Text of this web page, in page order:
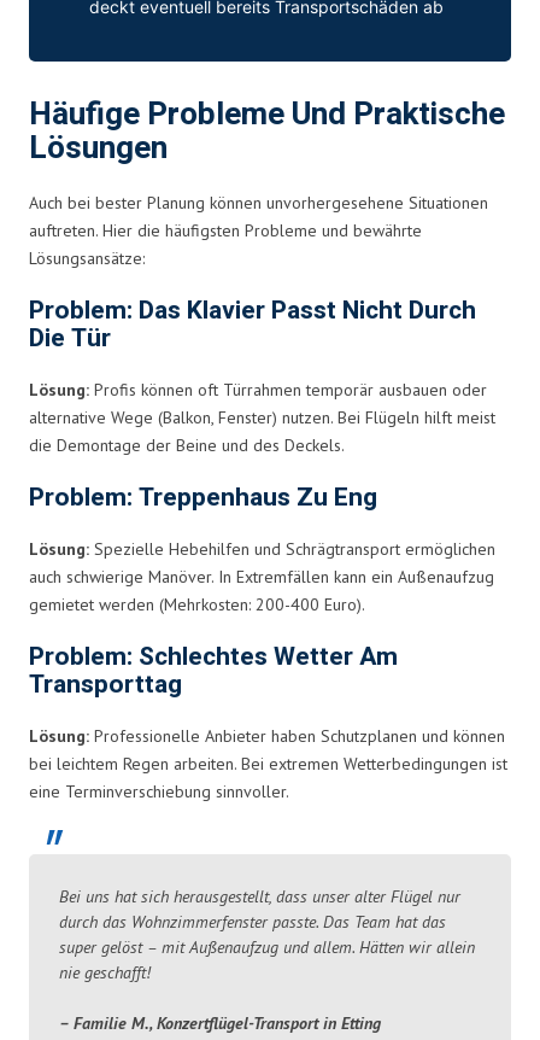
deckt eventuell bereits Transportschäden ab
Häufige Probleme Und Praktische
Lösungen
Auch bei bester Planung können unvorhergesehene Situationen
auftreten. Hier die häufigsten Probleme und bewährte
Lösungsansätze:
Problem: Das Klavier Passt Nicht Durch
Die Tür
Lösung: Profis können oft Türrahmen temporär ausbauen oder
alternative Wege (Balkon, Fenster) nutzen. Bei Flügeln hilft meist
die Demontage der Beine und des Deckels.
Problem: Treppenhaus Zu Eng
Lösung: Spezielle Hebehilfen und Schrägtransport ermöglichen
auch schwierige Manöver. In Extremfällen kann ein Außenaufzug
gemietet werden (Mehrkosten: 200-400 Euro).
Problem: Schlechtes Wetter Am
Transporttag
Lösung: Professionelle Anbieter haben Schutzplanen und können
bei leichtem Regen arbeiten. Bei extremen Wetterbedingungen ist
eine Terminverschiebung sinnvoller.
Bei uns hat sich herausgestellt, dass unser alter Flügel nur
durch das Wohnzimmerfenster passte. Das Team hat das
super gelöst – mit Außenaufzug und allem. Hätten wir allein
nie geschafft!
– Familie M., Konzertflügel-Transport in Etting